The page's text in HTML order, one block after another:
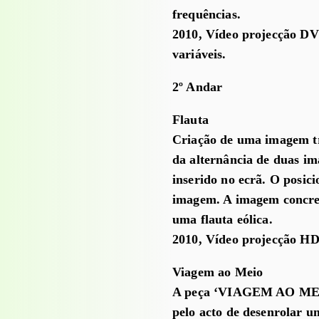
frequências.
2010, Vídeo projecção
variáveis.
2º Andar
Flauta
Criação de uma imagem
da alternância de duas
inserido no ecrã. O
imagem. A imagem
uma flauta eólica.
2010, Vídeo projecção
Viagem ao Meio
A peça ‘VIAGEM AO
pelo acto de desenrolar